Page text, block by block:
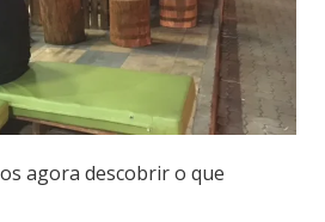
agora descobrir o que